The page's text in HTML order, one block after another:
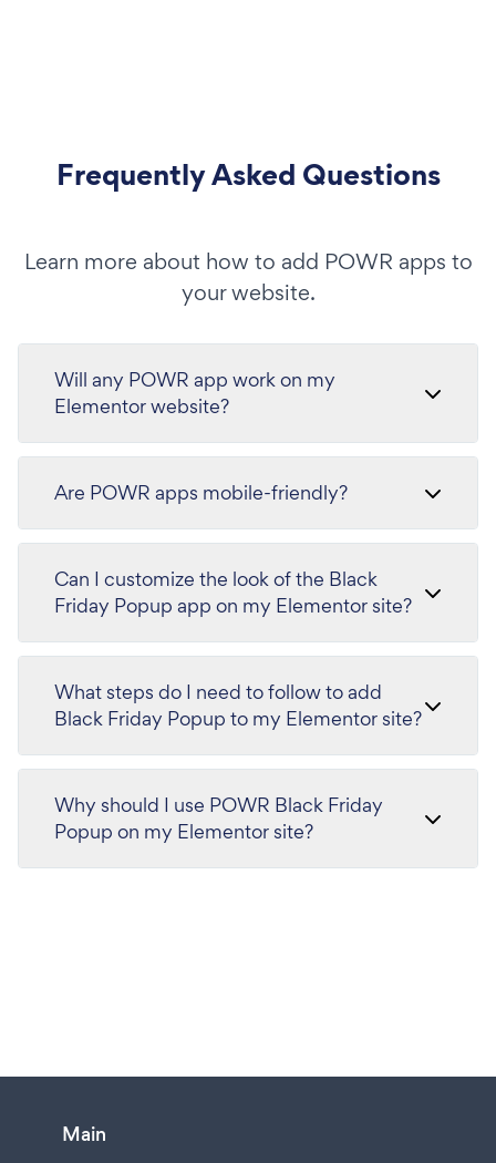
Frequently Asked Questions
Learn more about how to add POWR apps to
your website.
Will any POWR app work on my
Elementor website?
Are POWR apps mobile-friendly?
Can I customize the look of the Black
Friday Popup app on my Elementor site?
What steps do I need to follow to add
Black Friday Popup to my Elementor site?
Why should I use POWR Black Friday
Popup on my Elementor site?
Main